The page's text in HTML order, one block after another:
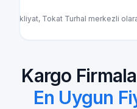
Yıldız Yük
Kargo
En Uygun